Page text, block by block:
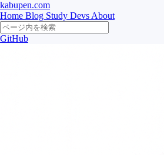
kabupen.com
Home Blog Study Devs About
GitHub